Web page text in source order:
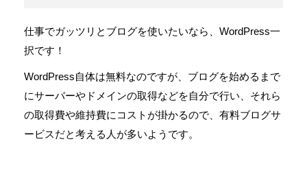
仕事でガッツリとブログを使いたいなら、WordPress一
択です！
WordPress自体は無料なのですが、ブログを始めるまで
にサーバーやドメインの取得などを自分で行い、それら
の取得費や維持費にコストが掛かるので、有料ブログサ
ービスだと考える人が多いようです。